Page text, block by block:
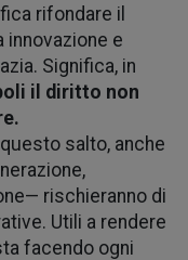
rifondare il
innovazione e
Significa, in
il diritto non
salto, anche
rischieranno di
Utili a rendere
facendo ogni